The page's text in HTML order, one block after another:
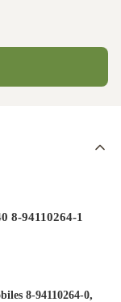
8-94110264-1
8-94110264-0,